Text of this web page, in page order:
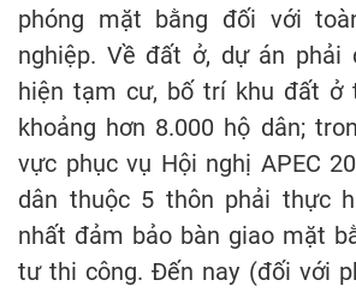
phóng mặt bằng đối với
nghiệp. Về đất ở, dự án phải
hiện tạm cư, bố trí khu đất ở
khoảng hơn 8.000 hộ dân;
vực phục vụ Hội nghị APEC
dân thuộc 5 thôn phải thực
nhất đảm bảo bàn giao mặt
tư thi công. Đến nay (đối với